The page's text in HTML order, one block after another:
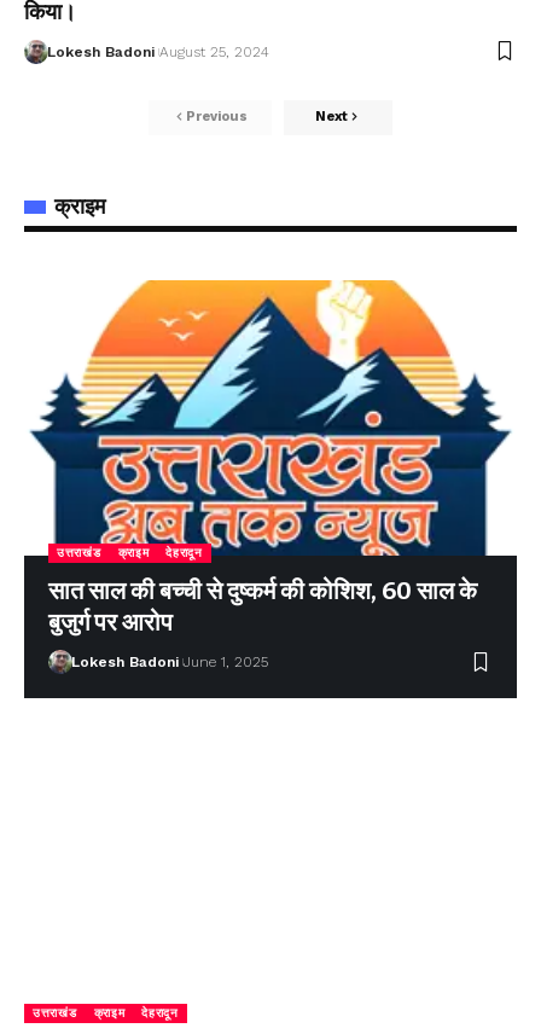
किया।
Lokesh Badoni August 25, 2024
Previous Next
क्राइम
उत्तराखंड क्राइम देहरादून
सात साल की बच्ची से दुष्कर्म की कोशिश, 60 साल के
बुजुर्ग पर आरोप
Lokesh Badoni June 1, 2025
उत्तराखंड क्राइम देहरादून